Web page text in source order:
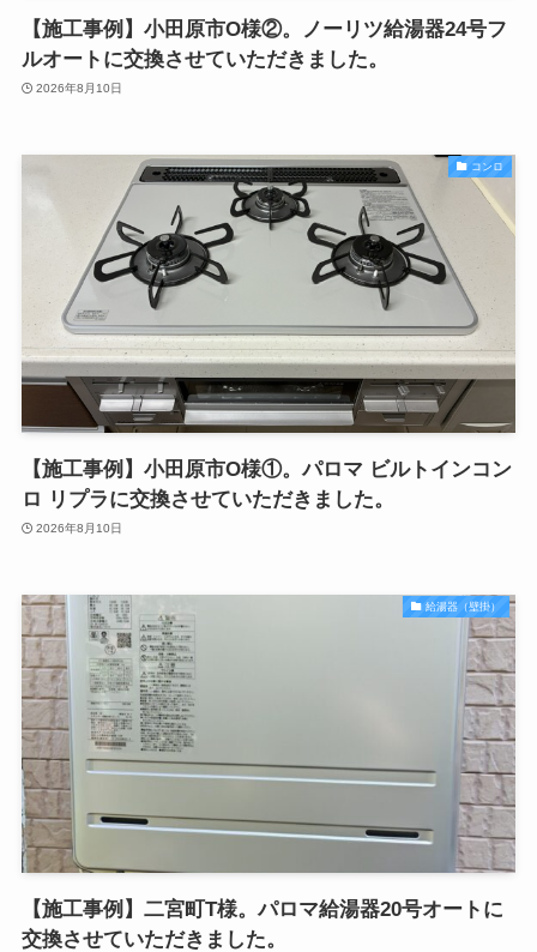
【施工事例】小田原市O様②。ノーリツ給湯器24号フ
ルオートに交換させていただきました。
2026年8月10日
コンロ
【施工事例】小田原市O様①。パロマ ビルトインコン
ロ リプラに交換させていただきました。
2026年8月10日
給湯器（壁掛）
【施工事例】二宮町T様。パロマ給湯器20号オートに
交換させていただきました。